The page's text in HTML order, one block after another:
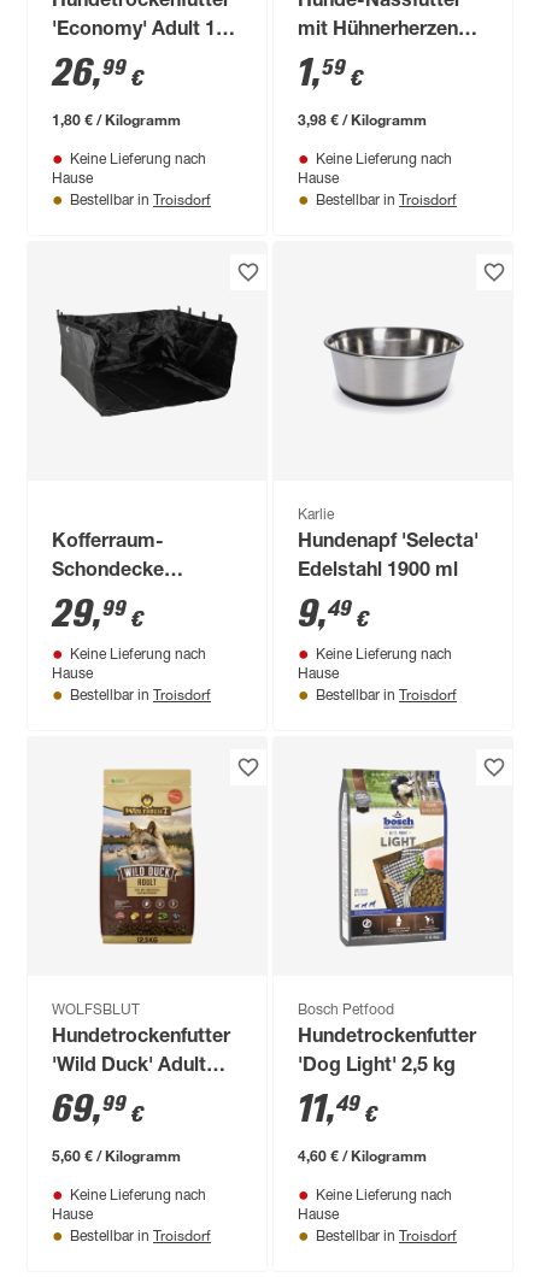
'Economy' Adult 15
kg
26,99 €
1,80 € / Kilogramm
Keine Lieferung nach
Hause
Bestellbar in Troisdorf
mit Hühnerherzen
400 g
1,59 €
3,98 € / Kilogramm
Keine Lieferung nach
Hause
Bestellbar in Troisdorf
Kofferraum-
Schondecke
Polyester schwarz
230 x 170 cm
29,99 €
Keine Lieferung nach
Hause
Bestellbar in Troisdorf
Karlie
Hundenapf 'Selecta'
Edelstahl 1900 ml
9,49 €
Keine Lieferung nach
Hause
Bestellbar in Troisdorf
WOLFSBLUT
Hundetrockenfutter
'Wild Duck' Adult
Ente 12,5 kg
69,99 €
5,60 € / Kilogramm
Keine Lieferung nach
Hause
Bestellbar in Troisdorf
Bosch Petfood
Hundetrockenfutter
'Dog Light' 2,5 kg
11,49 €
4,60 € / Kilogramm
Keine Lieferung nach
Hause
Bestellbar in Troisdorf